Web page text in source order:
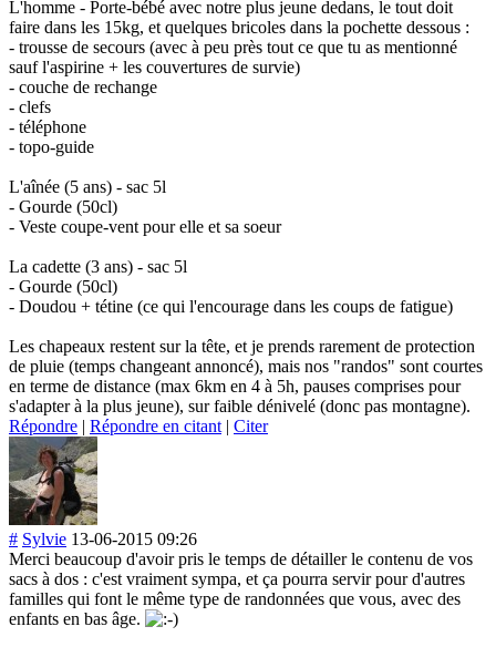
L'homme - Porte-bébé avec notre plus jeune dedans, le tout doit
faire dans les 15kg, et quelques bricoles dans la pochette dessous :
- trousse de secours (avec à peu près tout ce que tu as mentionné
sauf l'aspirine + les couvertures de survie)
- couche de rechange
- clefs
- téléphone
- topo-guide
L'aînée (5 ans) - sac 5l
- Gourde (50cl)
- Veste coupe-vent pour elle et sa soeur
La cadette (3 ans) - sac 5l
- Gourde (50cl)
- Doudou + tétine (ce qui l'encourage dans les coups de fatigue)
Les chapeaux restent sur la tête, et je prends rarement de protection
de pluie (temps changeant annoncé), mais nos "randos" sont courtes
en terme de distance (max 6km en 4 à 5h, pauses comprises pour
s'adapter à la plus jeune), sur faible dénivelé (donc pas montagne).
Répondre | Répondre en citant | Citer
# Sylvie 13-06-2015 09:26
Merci beaucoup d'avoir pris le temps de détailler le contenu de vos
sacs à dos : c'est vraiment sympa, et ça pourra servir pour d'autres
familles qui font le même type de randonnées que vous, avec des
enfants en bas âge.